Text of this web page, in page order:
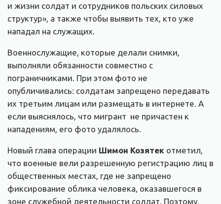
и жизни солдат и сотрудников польских силовых
структур», а также чтобы выявить тех, кто уже
нападал на служащих.
Военнослужащие, которые делали снимки,
выполняли обязанности совместно с
пограничниками. При этом фото не
опубличивались: солдатам запрещено передавать
их третьим лицам или размещать в интернете. А
если выяснялось, что мигрант не причастен к
нападениям, его фото удалялось.
Новый глава операции Шимон Козятек отметил,
что военные вели разрешенную регистрацию лиц в
общественных местах, где не запрещено
фиксирование облика человека, оказавшегося в
зоне служебной деятельности солдат. Поэтому,